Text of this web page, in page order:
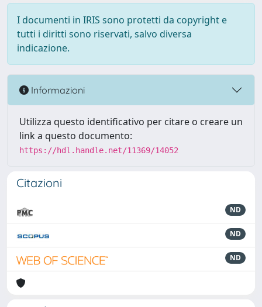
I documenti in IRIS sono protetti da copyright e
tutti i diritti sono riservati, salvo diversa
indicazione.
Informazioni
Utilizza questo identificativo per citare o creare un
link a questo documento:
https://hdl.handle.net/11369/14052
Citazioni
ND
ND
ND